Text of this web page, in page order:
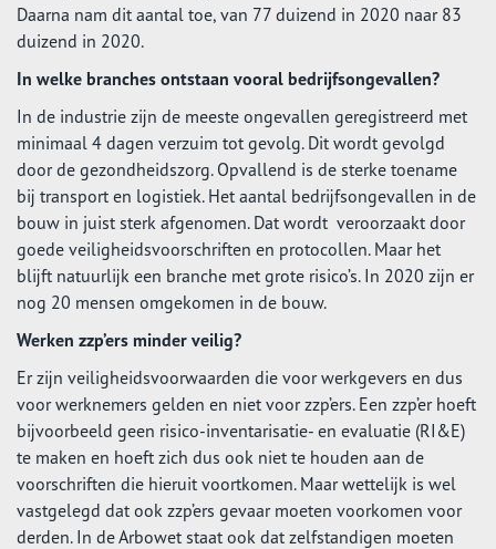
Daarna nam dit aantal toe, van 77 duizend in 2020 naar 83
duizend in 2020.
In welke branches ontstaan vooral bedrijfsongevallen?
In de industrie zijn de meeste ongevallen geregistreerd met
minimaal 4 dagen verzuim tot gevolg. Dit wordt gevolgd
door de gezondheidszorg. Opvallend is de sterke toename
bij transport en logistiek. Het aantal bedrijfsongevallen in de
bouw in juist sterk afgenomen. Dat wordt veroorzaakt door
goede veiligheidsvoorschriften en protocollen. Maar het
blijft natuurlijk een branche met grote risico’s. In 2020 zijn er
nog 20 mensen omgekomen in de bouw.
Werken zzp’ers minder veilig?
Er zijn veiligheidsvoorwaarden die voor werkgevers en dus
voor werknemers gelden en niet voor zzp’ers. Een zzp’er hoeft
bijvoorbeeld geen risico-inventarisatie- en evaluatie (RI&E)
te maken en hoeft zich dus ook niet te houden aan de
voorschriften die hieruit voortkomen. Maar wettelijk is wel
vastgelegd dat ook zzp’ers gevaar moeten voorkomen voor
derden. In de Arbowet staat ook dat zelfstandigen moeten